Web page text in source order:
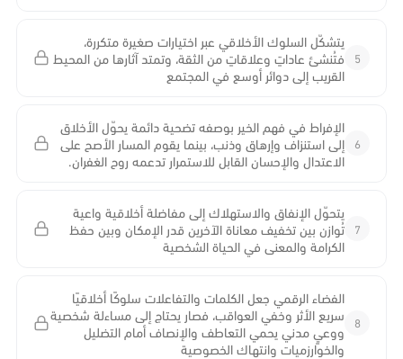
5
يتشكّل السلوك الأخلاقي عبر اختيارات صغيرة متكررة،
فتُنشئ عاداتٍ وعلاقاتٍ من الثقة، وتمتد آثارها من المحيط
القريب إلى دوائر أوسع في المجتمع
6
الإفراط في فهم الخير بوصفه تضحية دائمة يحوّل الأخلاق
إلى استنزاف وإرهاق وذنب، بينما يقوم المسار الأصح على
الاعتدال والإحسان القابل للاستمرار تدعمه روح الغفران.
7
يتحوّل الإنفاق والاستهلاك إلى مفاضلة أخلاقية واعية
تُوازن بين تخفيف معاناة الآخرين قدر الإمكان وبين حفظ
الكرامة والمعنى في الحياة الشخصية
8
الفضاء الرقمي جعل الكلمات والتفاعلات سلوكًا أخلاقيًا
سريع الأثر وخفي العواقب، فصار يحتاج إلى مساءلة شخصية
ووعيٍ مدني يحمي التعاطف والإنصاف أمام التضليل
والخوارزميات وانتهاك الخصوصية